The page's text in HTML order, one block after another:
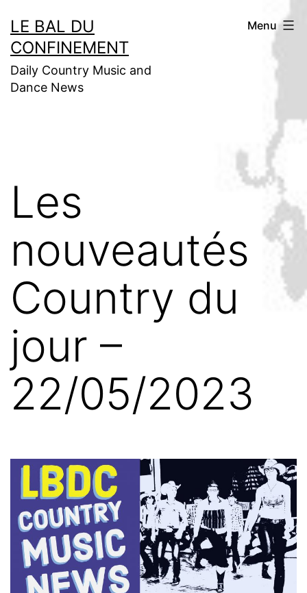
au
contenu
LE BAL DU
CONFINEMENT
Daily Country Music and
Dance News
Menu
Les
nouveautés
Country du
jour –
22/05/2023